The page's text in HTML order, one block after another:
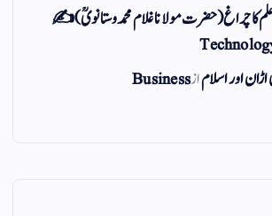
کا چراغ(حضرت مولانا غلام محمد وستانویؒ)✍
اور اسلامازBusiness